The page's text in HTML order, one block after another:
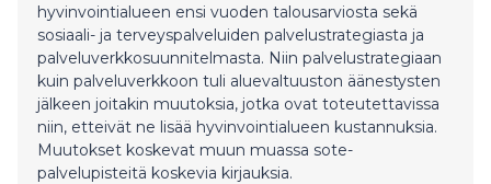
hyvinvointialueen ensi vuoden talousarviosta sekä
sosiaali- ja terveyspalveluiden palvelustrategiasta ja
palveluverkkosuunnitelmasta. Niin palvelustrategiaan
kuin palveluverkkoon tuli aluevaltuuston äänestysten
jälkeen joitakin muutoksia, jotka ovat toteutettavissa
niin, etteivät ne lisää hyvinvointialueen kustannuksia.
Muutokset koskevat muun muassa sote-
palvelupisteitä koskevia kirjauksia.